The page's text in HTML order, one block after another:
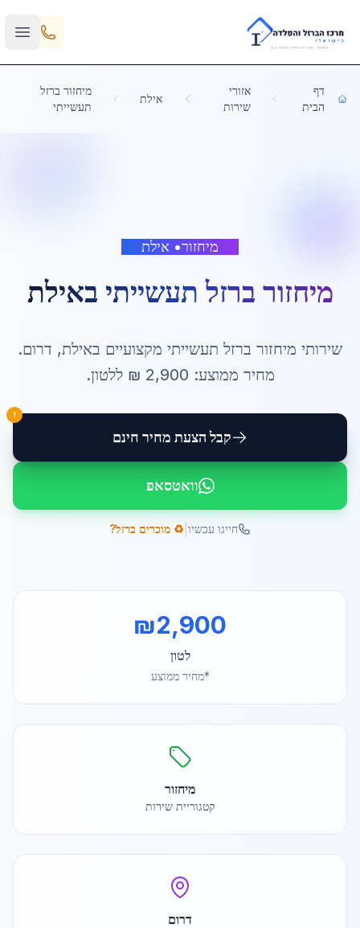
Skip to main content
דף
הבית
אזורי
שירות
אילת
מיחזור ברזל
תעשייתי
מיחזור• אילת
מיחזור ברזל תעשייתי באילת
שירותי מיחזור ברזל תעשייתי מקצועיים באילת, דרום.
מחיר ממוצע: 2,900 ₪ ללטון.
קבל הצעת מחיר חינם
!
וואטסאפ
חייגו עכשיו ♻️ מוכרים ברזל?
₪2,900
לטון
*מחיר ממוצע
מיחזור
קטגוריית שירות
דרום